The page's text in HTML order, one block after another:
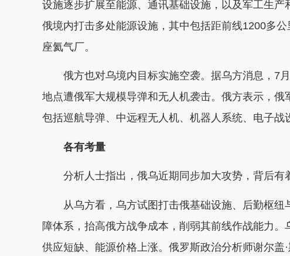
设施逐步扩展至能源、通讯基础设施，以及军工生
俄境内打击多处能源设施，其中包括距前线1200多
座氦气厂。
俄方也对乌境内目标实施空袭。据乌方消息，7
地点遭俄军大规模导弹和无人机袭击。俄方表示，
包括巡航导弹、中远程无人机、机器人系统、电子战
各有考量
分析人士指出，俄乌近期同步加大攻势，背后有
从乌方看，乌方试图打击俄基础设施、后勤枢
障体系，抬高俄方战争成本，削弱其前线作战能力
供应短缺、能源价格上涨。俄罗斯政治分析师谢尔